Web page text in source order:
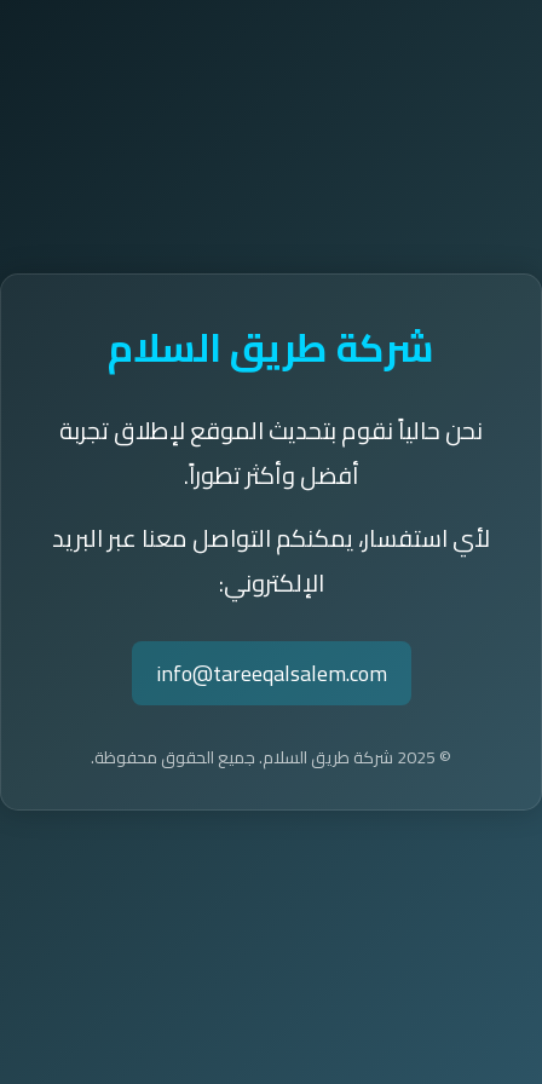
شركة طريق السلام
نحن حالياً نقوم بتحديث الموقع لإطلاق تجربة
أفضل وأكثر تطوراً.
لأي استفسار، يمكنكم التواصل معنا عبر البريد
الإلكتروني:
info@tareeqalsalem.com
© 2025 شركة طريق السلام. جميع الحقوق محفوظة.